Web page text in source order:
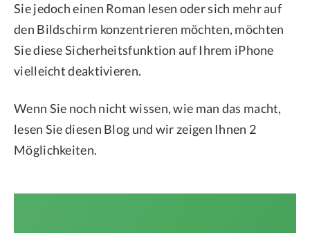
Sie jedoch einen Roman lesen oder sich mehr auf
den Bildschirm konzentrieren möchten, möchten
Sie diese Sicherheitsfunktion auf Ihrem iPhone
vielleicht deaktivieren.
Wenn Sie noch nicht wissen, wie man das macht,
lesen Sie diesen Blog und wir zeigen Ihnen 2
Möglichkeiten.